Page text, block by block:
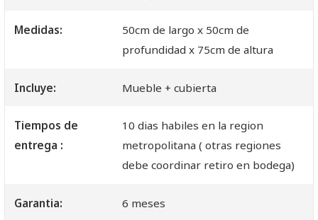
Medidas:
50cm de largo x 50cm de
profundidad x 75cm de altura
Incluye: Mueble + cubierta
Tiempos de
entrega :
10 dias habiles en la region
metropolitana ( otras regiones
debe coordinar retiro en bodega)
Garantia: 6 meses